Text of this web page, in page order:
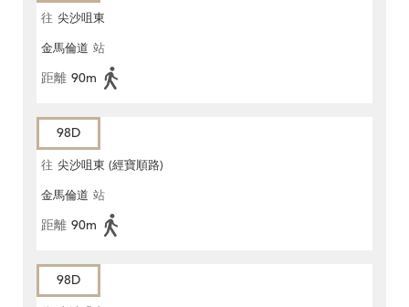
往 尖沙咀東
金馬倫道 站
距離 90m
98D
往 尖沙咀東 (經寶順路)
金馬倫道 站
距離 90m
98D